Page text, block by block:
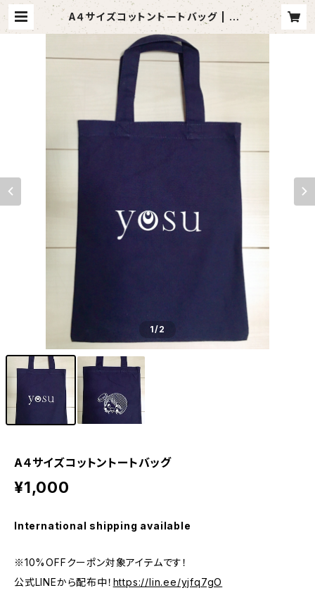
A４サイズコットントートバッグ | me
rcimusic
1/2
A４サイズコットントートバッグ
¥1,000
International shipping available
※10%OFFクーポン対象アイテムです！
公式LINEから配布中！ https://lin.ee/yjfq7gO